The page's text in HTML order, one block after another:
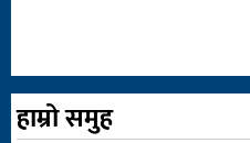
हाम्रो समुह